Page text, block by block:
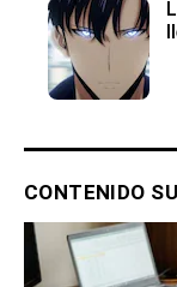
CONTENIDO